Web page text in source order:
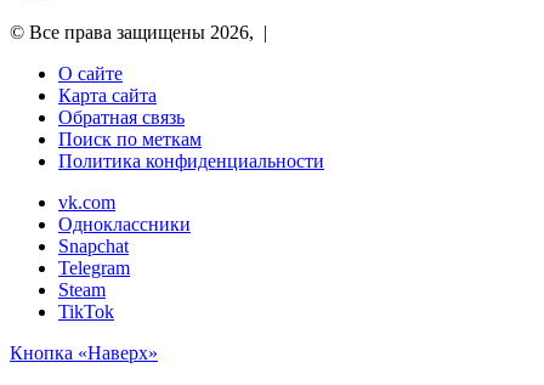
© Все права защищены 2026, |
О сайте
Карта сайта
Обратная связь
Поиск по меткам
Политика конфиденциальности
vk.com
Одноклассники
Snapchat
Telegram
Steam
TikTok
Кнопка «Наверх»